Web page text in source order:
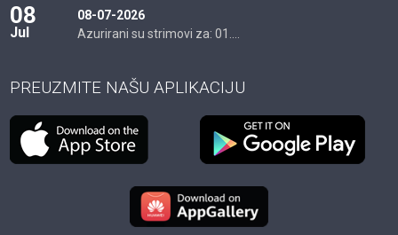
08
Jul
08-07-2026
Azurirani su strimovi za: 01....
PREUZMITE NAŠU APLIKACIJU